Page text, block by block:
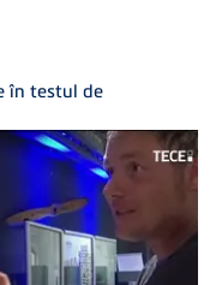
în testul de